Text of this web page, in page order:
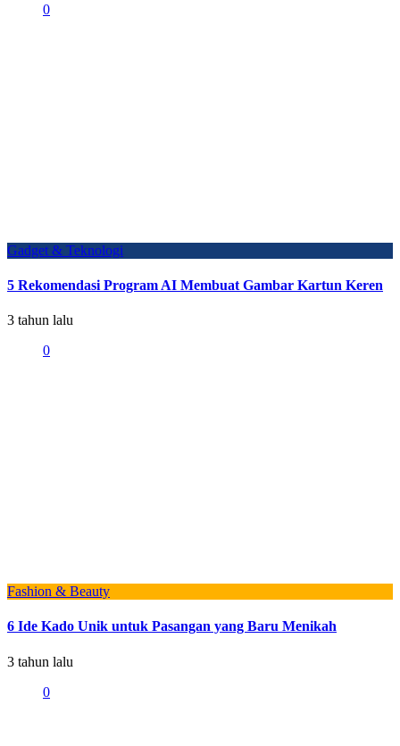
0
Gadget & Teknologi
5 Rekomendasi Program AI Membuat Gambar Kartun Keren
3 tahun lalu
0
Fashion & Beauty
6 Ide Kado Unik untuk Pasangan yang Baru Menikah
3 tahun lalu
0